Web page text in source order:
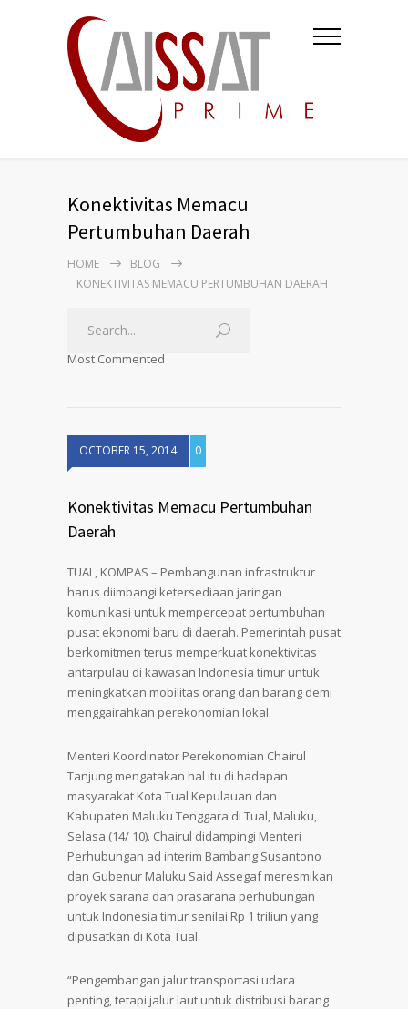
Konektivitas Memacu
Pertumbuhan Daerah
HOME
BLOG
KONEKTIVITAS MEMACU PERTUMBUHAN DAERAH
Most Commented
OCTOBER 15, 2014 0
Konektivitas Memacu Pertumbuhan
Daerah
TUAL, KOMPAS – Pembangunan infrastruktur
harus diimbangi ketersediaan jaringan
komunikasi untuk mempercepat pertumbuhan
pusat ekonomi baru di daerah. Pemerintah pusat
berkomitmen terus memperkuat konektivitas
antarpulau di kawasan Indonesia timur untuk
meningkatkan mobilitas orang dan barang demi
menggairahkan perekonomian lokal.
Menteri Koordinator Perekonomian Chairul
Tanjung mengatakan hal itu di hadapan
masyarakat Kota Tual Kepulauan dan
Kabupaten Maluku Tenggara di Tual, Maluku,
Selasa (14/ 10). Chairul didampingi Menteri
Perhubungan ad interim Bambang Susantono
dan Gubenur Maluku Said Assegaf meresmikan
proyek sarana dan prasarana perhubungan
untuk Indonesia timur senilai Rp 1 triliun yang
dipusatkan di Kota Tual.
“Pengembangan jalur transportasi udara
penting, tetapi jalur laut untuk distribusi barang